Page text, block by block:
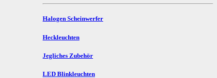
Halogen Scheinwerfer
Heckleuchten
Jegliches Zubehör
LED Blinkleuchten